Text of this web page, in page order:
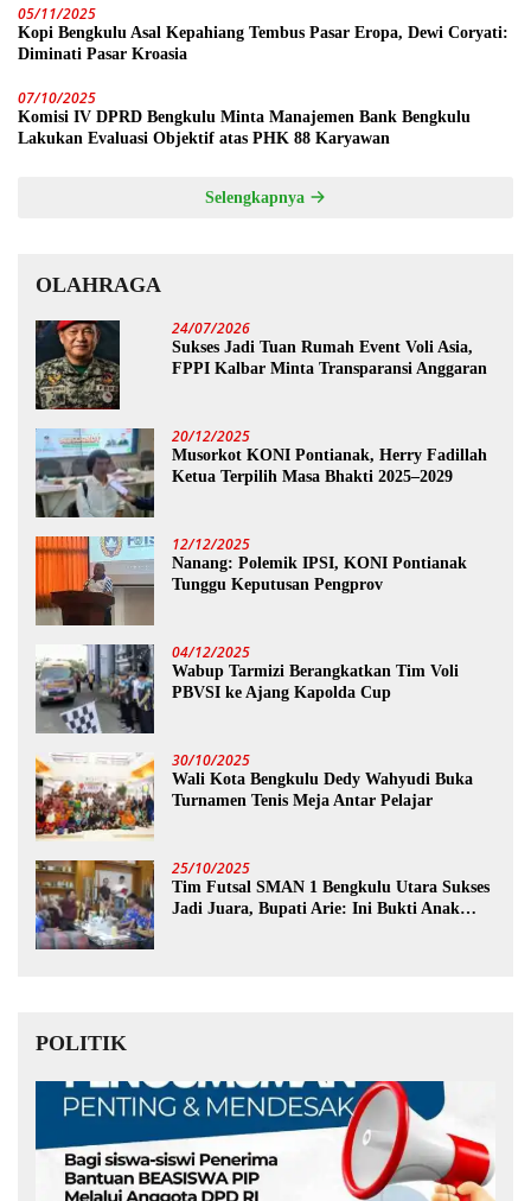
05/11/2025
Kopi Bengkulu Asal Kepahiang Tembus Pasar Eropa, Dewi Coryati:
Diminati Pasar Kroasia
07/10/2025
Komisi IV DPRD Bengkulu Minta Manajemen Bank Bengkulu
Lakukan Evaluasi Objektif atas PHK 88 Karyawan
Selengkapnya
OLAHRAGA
24/07/2026
Sukses Jadi Tuan Rumah Event Voli Asia,
FPPI Kalbar Minta Transparansi Anggaran
20/12/2025
Musorkot KONI Pontianak, Herry Fadillah
Ketua Terpilih Masa Bhakti 2025–2029
12/12/2025
Nanang: Polemik IPSI, KONI Pontianak
Tunggu Keputusan Pengprov
04/12/2025
Wabup Tarmizi Berangkatkan Tim Voli
PBVSI ke Ajang Kapolda Cup
30/10/2025
Wali Kota Bengkulu Dedy Wahyudi Buka
Turnamen Tenis Meja Antar Pelajar
25/10/2025
Tim Futsal SMAN 1 Bengkulu Utara Sukses
Jadi Juara, Bupati Arie: Ini Bukti Anak
POLITIK